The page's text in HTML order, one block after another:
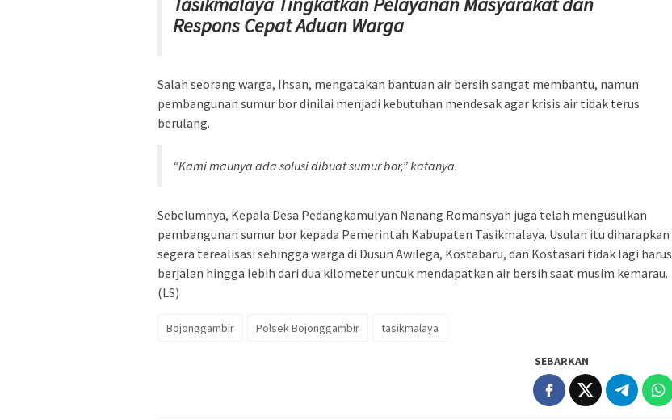
Respons Cepat Aduan Warga
Salah seorang warga, Ihsan, mengatakan bantuan air bersih sangat membantu, namun
pembangunan sumur bor dinilai menjadi kebutuhan mendesak agar krisis air tidak terus
berulang.
“Kami maunya ada solusi dibuat sumur bor,” katanya.
Sebelumnya, Kepala Desa Pedangkamulyan Nanang Romansyah juga telah mengusulkan
pembangunan sumur bor kepada Pemerintah Kabupaten Tasikmalaya. Usulan itu diharapkan
segera terealisasi sehingga warga di Dusun Awilega, Kostabaru, dan Kostasari tidak lagi harus
berjalan hingga lebih dari dua kilometer untuk mendapatkan air bersih saat musim kemarau.
(LS)
Bojonggambir Polsek Bojonggambir tasikmalaya
SEBARKAN